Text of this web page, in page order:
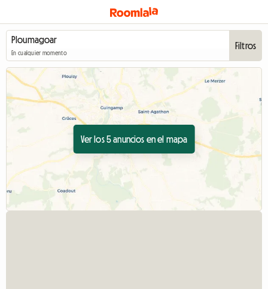
En cualquier momento
Filtros
Ver los 5 anuncios en el mapa